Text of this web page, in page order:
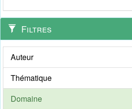
Filtres
Auteur
Thématique
Domaine